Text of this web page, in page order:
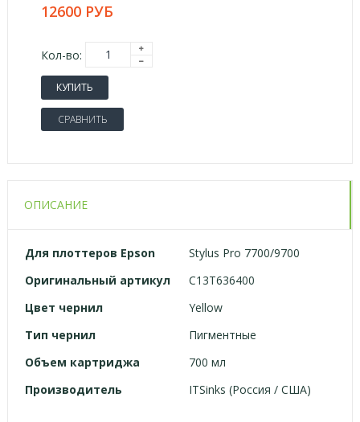
12600 РУБ
Кол-во:
КУПИТЬ
СРАВНИТЬ
ОПИСАНИЕ
Для плоттеров Epson
Stylus Pro 7700/9700
Оригинальный артикул
C13T636400
Цвет чернил
Yellow
Тип чернил
Пигментные
Объем картриджа
700 мл
Производитель
ITSinks (Россия / США)